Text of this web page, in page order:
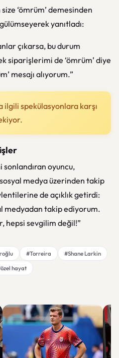
‘ömrüm’ demesinden
yanıtladı:
çıkarsa, bu durum
siparişlerimi de ‘ömrüm’ diye
mesajı alıyorum.”
ilgili spekülasyonlara karşı
oyuncu,
medya üzerinden takip
de açıklık getirdi:
medyadan takip ediyorum.
hepsi sevgilim değil!”
#Torreira
#Shane Larkin
hayat